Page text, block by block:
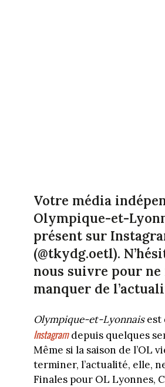
Votre média
Olympique-et-
présent sur
(@tkydg.oetl).
nous suivre pour
manquer de
Olympique-et-Lyonnaisest
Instagramdepuis quelques
Même si la saison de l’OL
terminer, l’actualité, elle,
Finales pour OL Lyonnes,